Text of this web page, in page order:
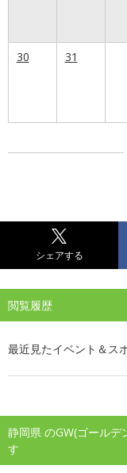
30 31
シェアする
閲覧履歴
最近見たイベント＆ス
静岡県 のGW(ゴール
す